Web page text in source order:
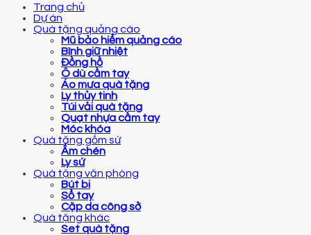
Trang chủ
Dự án
Quà tặng quảng cáo
Mũ bảo hiểm quảng cáo
Bình giữ nhiệt
Đồng hồ
Ô dù cầm tay
Áo mưa quà tặng
Ly thủy tinh
Túi vải quà tặng
Quạt nhựa cầm tay
Móc khóa
Quà tặng gốm sứ
Ấm chén
Ly sứ
Quà tặng văn phòng
Bút bi
Sổ tay
Cặp da công sở
Quà tặng khác
Set quà tặng